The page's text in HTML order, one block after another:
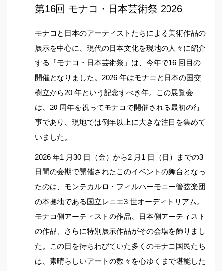
第16回 モナコ・日本芸術祭 2026
モナコと日本のアーティストたちによる美術作品の
展示を中心に、現代の日本文化を現地の人々に紹介
する「モナコ・日本芸術祭」は、今年で16 回目の
開催となりました。2026 年はモナコと日本の国交
樹立から20 年という記念すべき年。この展覧会
は、20 周年を祝ってモナコで開催される最初の行
事であり、現地では例年以上に大きな注目を集めて
いました。
2026 年1 月30 日（金）から2 月1 日（日）までの3
日間の会期で開催されたこのイベントの舞台となっ
たのは、モンテカルロ・フィルハーモニー管弦楽団
の本拠地である国立レニエ3 世オーディトリアム。
モナコ側アーティストの作品、日本側アーティスト
の作品、さらに特別展示作品がその会場を飾りまし
た。この日を待ちわびていた多くのモナコ国民たち
は、素晴らしいアートの数々を心ゆくまで堪能した